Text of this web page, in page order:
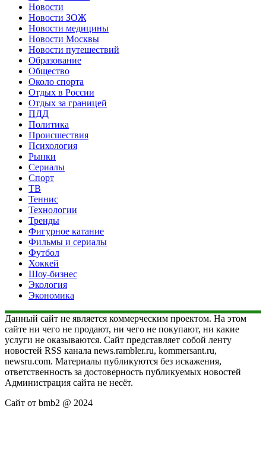
Новости
Новости ЗОЖ
Новости медицины
Новости Москвы
Новости путешествий
Образование
Общество
Около спорта
Отдых в России
Отдых за границей
ПДД
Политика
Происшествия
Психология
Рынки
Сериалы
Спорт
ТВ
Теннис
Технологии
Тренды
Фигурное катание
Фильмы и сериалы
Футбол
Хоккей
Шоу-бизнес
Экология
Экономика
Данный сайт не является коммерческим проектом. На этом
сайте ни чего не продают, ни чего не покупают, ни какие
услуги не оказываются. Сайт представляет собой ленту
новостей RSS канала news.rambler.ru, kommersant.ru,
newsru.com. Материалы публикуются без искажения,
ответственность за достоверность публикуемых новостей
Администрация сайта не несёт.
Сайт от bmb2 @ 2024